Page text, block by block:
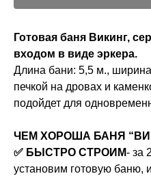
Готовая баня Викинг,
входом в виде эркера.
Длина бани: 5,5 м.,
печкой на дровах и
подойдет для
ЧЕМ ХОРОША БАНЯ
✅ БЫСТРО СТРОИМ- за
установим готовую баню,